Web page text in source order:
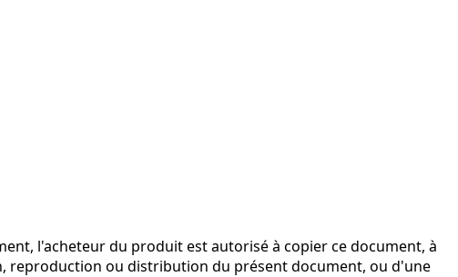
l'acheteur du produit est autorisé à copier ce document, à
reproduction ou distribution du présent document, ou d'une